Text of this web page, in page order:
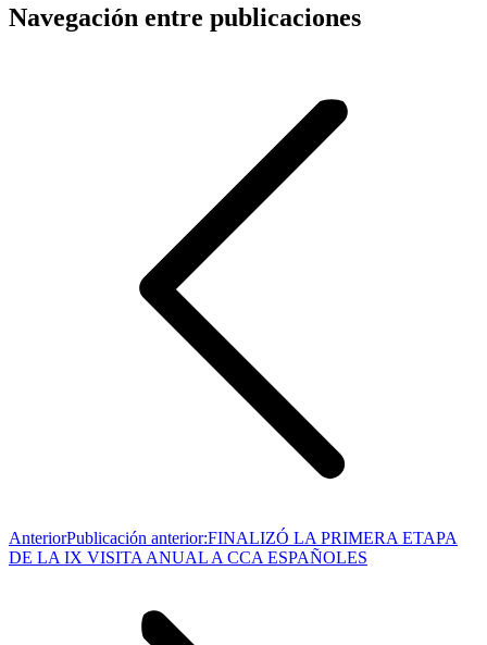
Navegación entre publicaciones
AnteriorPublicación anterior:FINALIZÓ LA PRIMERA ETAPA
DE LA IX VISITA ANUAL A CCA ESPAÑOLES